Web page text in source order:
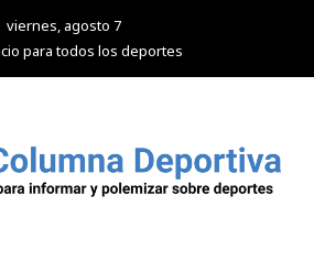
viernes, agosto 7
para todos los deportes